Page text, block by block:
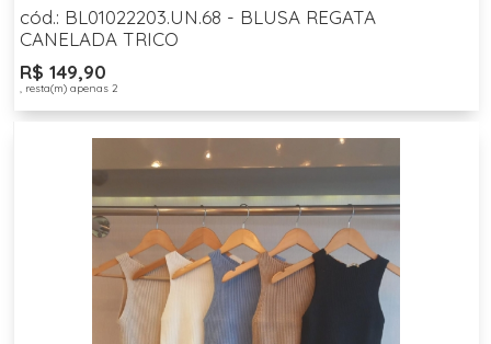
cód.: BL01022203.UN.68 - BLUSA REGATA
CANELADA TRICO
R$ 149,90
, resta(m) apenas 2